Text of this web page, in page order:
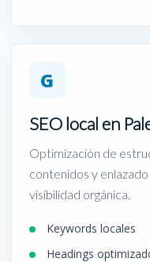
G
SEO local en
Optimización de
contenidos y
visibilidad orgánica.
Keywords locales
Headings